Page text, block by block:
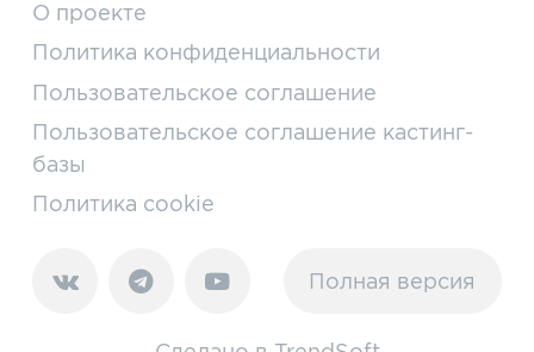
О проекте
Политика конфиденциальности
Пользовательское соглашение
Пользовательское соглашение кастинг-
базы
Политика cookie
Полная версия